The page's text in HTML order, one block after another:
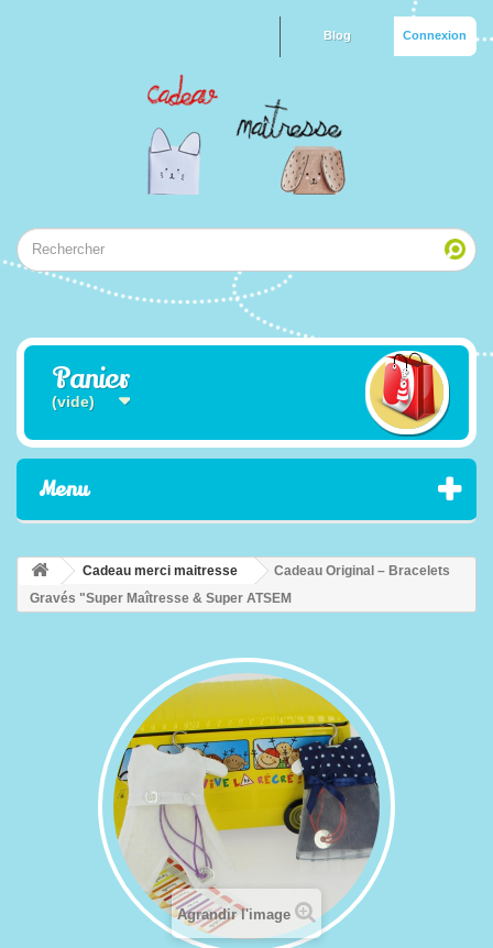
Connexion
Blog
Panier
(vide)
Menu
Cadeau merci maitresse
Cadeau Original – Bracelets
Gravés "Super Maîtresse & Super ATSEM
Agrandir l'image